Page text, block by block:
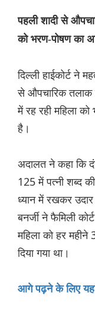
पहली शादी से
को भरण-पोषण का
दिल्ली हाईकोर्ट ने
से औपचारिक तलाक
में रह रही महिला
है।
अदालत ने कहा कि
125 में पत्नी शब्द
ध्यान में रखकर
बनर्जी ने फैमिली
महिला को हर
दिया गया था।
आगे पढ़ने के लिए